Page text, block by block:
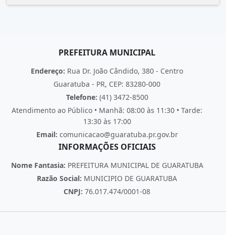
PREFEITURA MUNICIPAL
Endereço: Rua Dr. João Cândido, 380 - Centro
Guaratuba - PR, CEP: 83280-000
Telefone: (41) 3472-8500
Atendimento ao Público • Manhã: 08:00 às 11:30 • Tarde:
13:30 às 17:00
Email: comunicacao@guaratuba.pr.gov.br
INFORMAÇÕES OFICIAIS
Nome Fantasia: PREFEITURA MUNICIPAL DE GUARATUBA
Razão Social: MUNICIPIO DE GUARATUBA
CNPJ: 76.017.474/0001-08